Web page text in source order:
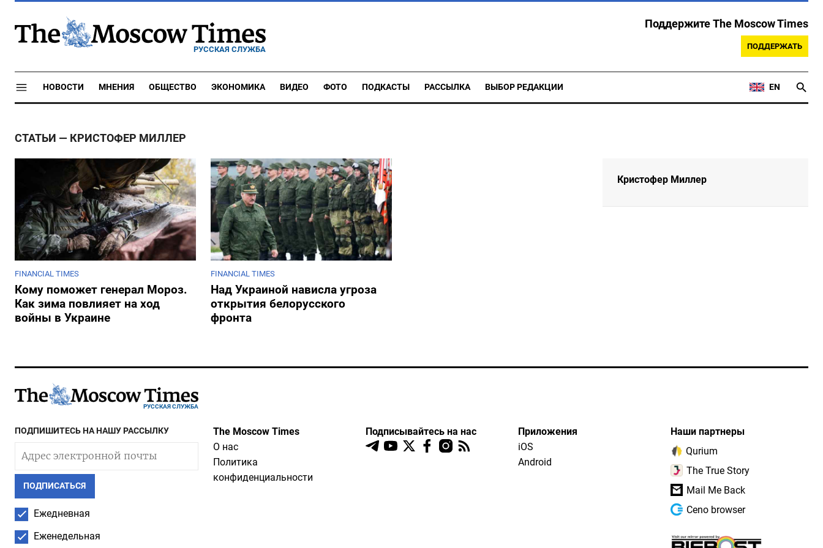
РУССКАЯ СЛУЖБА
Поддержите The Moscow Times
ПОДДЕРЖАТЬ
НОВОСТИ МНЕНИЯ ОБЩЕСТВО ЭКОНОМИКА ВИДЕО ФОТО ПОДКАСТЫ РАССЫЛКА ВЫБОР РЕДАКЦИИ EN
СТАТЬИ — КРИСТОФЕР МИЛЛЕР
FINANCIAL TIMES
Кому поможет генерал Мороз.
Как зима повлияет на ход
войны в Украине
FINANCIAL TIMES
Над Украиной нависла угроза
открытия белорусского
фронта
Кристофер Миллер
РУССКАЯ СЛУЖБА
ПОДПИШИТЕСЬ НА НАШУ РАССЫЛКУ
ПОДПИСАТЬСЯ
Ежедневная
Еженедельная
The Moscow Times
О нас
Политика
конфиденциальности
Подписывайтесь на нас
Приложения
iOS
Android
Наши партнеры
Qurium
The True Story
Mail Me Back
Ceno browser